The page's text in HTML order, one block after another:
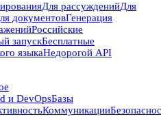
Для рассужденийДля
документовГенерация
Российские
запускБесплатные
языкаНедорогой API
и DevOpsБазы
Коммуникации